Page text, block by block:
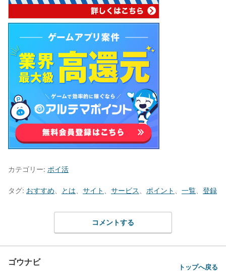
カテゴリー: ポイ活
タグ: おすすめ、 とは、 サイト 、 サービス、 ポイント 、 一覧、 登録
コメントする
ゴウナビ トップへ戻る